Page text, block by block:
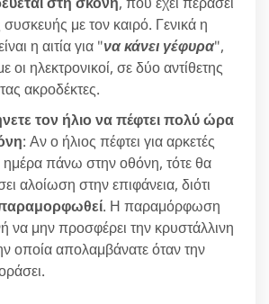
συσκευής με τον καιρό. Γενικά η
η αιτία για "να κάνει γέφυρα",
οι ηλεκτρονικοί, σε δύο αντίθετης
ακροδέκτες.
τον ήλιο να πέφτει πολύ ώρα
: Αν ο ήλιος πέφτει για αρκετές
πάνω στην οθόνη, τότε θα
αλοίωση στην επιφάνεια, διότι
. Η παραμόρφωση
να μην προσφέρει την κρυστάλλινη
οποία απολαμβάνατε όταν την